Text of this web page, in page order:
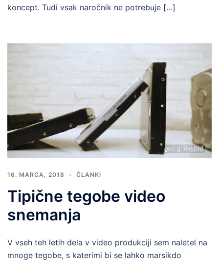
koncept. Tudi vsak naročnik ne potrebuje […]
16. MARCA, 2018 ČLANKI
Tipične tegobe video
snemanja
V vseh teh letih dela v video produkciji sem naletel na
mnoge tegobe, s katerimi bi se lahko marsikdo